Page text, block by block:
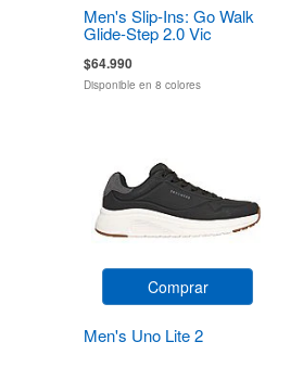
Men's Slip-Ins: Go Walk
Glide-Step 2.0 Vic
$64.990
Disponible en 8 colores
Comprar
Men's Uno Lite 2